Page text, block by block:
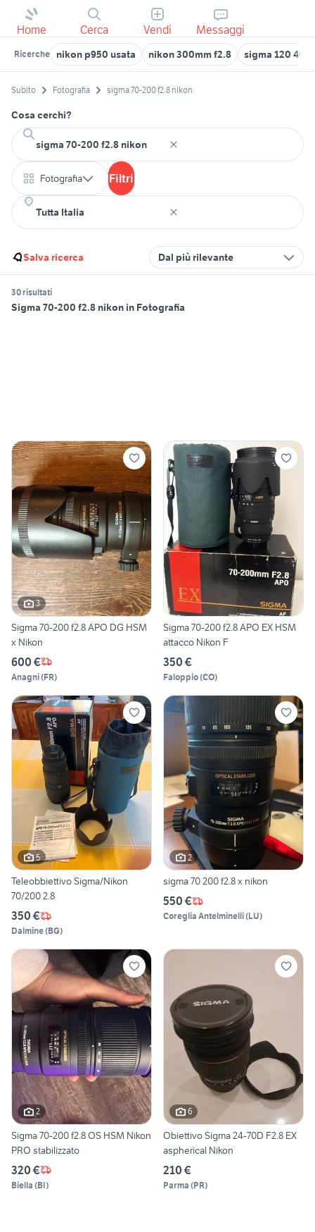
Home Cerca Vendi Messaggi
Ricerche nikon p950 usata nikon 300mm f2.8 sigma 120 400
Subito Fotografia sigma 70-200 f2.8 nikon
Cosa cerchi?
Fotografia Filtri
Salva ricerca Dal più rilevante
30 risultati
Sigma 70-200 f2.8 nikon in Fotografia
3
Sigma 70-200 f2.8 APO DG HSM
x Nikon
600 €
Anagni(FR)
Sigma 70-200 f2.8 APO EX HSM
attacco Nikon F
350 €
Faloppio(CO)
5
Teleobbiettivo Sigma/Nikon
70/200 2.8
350 €
Dalmine(BG)
2
sigma 70 200 f2.8 x nikon
550 €
Coreglia Antelminelli(LU)
2
Sigma 70-200 f2.8 OS HSM Nikon
PRO stabilizzato
320 €
Biella (BI)
6
Obiettivo Sigma 24-70D F2.8 EX
aspherical Nikon
210 €
Parma (PR)